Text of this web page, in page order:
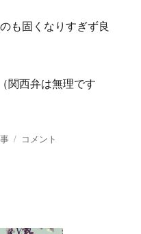
も固くなりすぎず良
関西弁は無理です
3
動
コメント